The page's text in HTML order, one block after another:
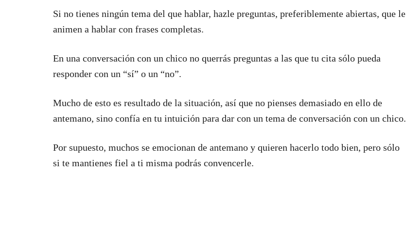
Si no tienes ningún tema del que hablar, hazle preguntas, preferiblemente abiertas, que le
animen a hablar con frases completas.
En una conversación con un chico no querrás preguntas a las que tu cita sólo pueda
responder con un “sí” o un “no”.
Mucho de esto es resultado de la situación, así que no pienses demasiado en ello de
antemano, sino confía en tu intuición para dar con un tema de conversación con un chico.
Por supuesto, muchos se emocionan de antemano y quieren hacerlo todo bien, pero sólo
si te mantienes fiel a ti misma podrás convencerle.